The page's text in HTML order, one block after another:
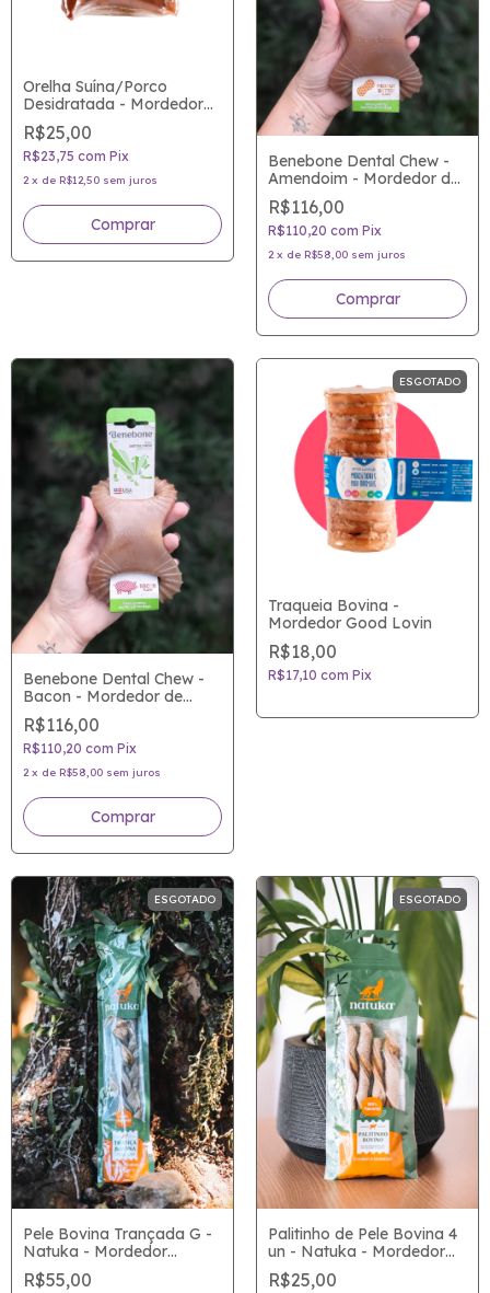
Orelha Suína/Porco
Desidratada - Mordedor
Good Lovin
R$25,00
R$23,75 com Pix
2 x de R$12,50 sem juros
Benebone Dental Chew -
Amendoim - Mordedor de
Nylon atóxico para cães
com sabor de verdade
R$116,00
R$110,20 com Pix
2 x de R$58,00 sem juros
Comprar
Benebone Dental Chew -
Bacon - Mordedor de
Nylon atóxico para cães
com sabor de verdade
R$116,00
R$110,20 com Pix
2 x de R$58,00 sem juros
Comprar
ESGOTADO
Traqueia Bovina -
Mordedor Good Lovin
R$18,00
R$17,10 com Pix
ESGOTADO
Pele Bovina Trançada G -
Natuka - Mordedor
natural para cães
R$55,00
ESGOTADO
Palitinho de Pele Bovina 4
un - Natuka - Mordedor
100% natural para cães
R$25,00